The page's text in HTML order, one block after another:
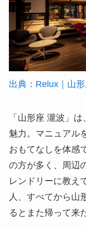
出典：Relux｜山
「山形座 瀧波」
魅力。マニュアル
おもてなしを体感
の方が多く、周辺
レンドリーに教え
人、すべてから山
るとまた帰って来